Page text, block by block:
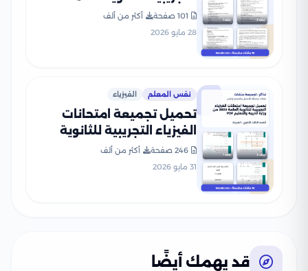
2026 من وزارة التربية
والتعليم PDF
101 صفحة
أكثر من ألف
28 مايو 2026
نفس المعلم الفيزياء
تحميل تجميعة امتحانات
الفيزياء التجريبية للثانوية
العامة 2026 من وزارة التربية
والتعليم PDF
246 صفحة
أكثر من ألف
31 مايو 2026
قد يهمك أيضًا